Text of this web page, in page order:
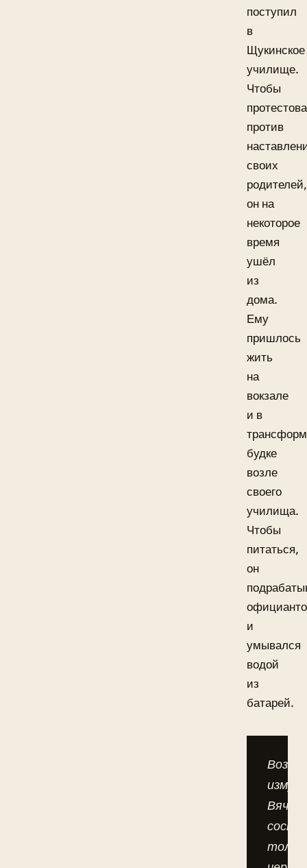
поступил
в
Щукинское
училище.
Чтобы
против
своих
родителей,
он на
некоторое
время
ушёл
из
дома.
Ему
пришлось
жить
на
вокзале
и в
будке
возле
своего
училища.
Чтобы
питаться,
он
и
умывался
водой
из
батарей.